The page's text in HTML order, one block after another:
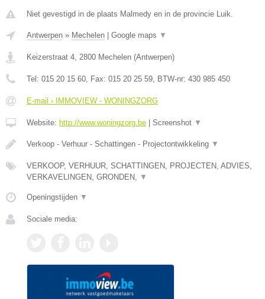
Niet gevestigd in de plaats Malmedy en in de provincie Luik.
Antwerpen » Mechelen Google maps ▼
Keizerstraat 4 2800 Mechelen (Antwerpen)
Tel: 015 20 15 60 , Fax: 015 20 25 59 , BTW-nr: 430 985 450
E-mail › IMMOVIEW - WONINGZORG
Website: http://www.woningzorg.be Screenshot ▼
Verkoop - Verhuur - Schattingen - Projectontwikkeling ▼
VERKOOP, VERHUUR, SCHATTINGEN, PROJECTEN, ADVIES,
VERKAVELINGEN, GRONDEN,
▼
Openingstijden ▼
Sociale media: